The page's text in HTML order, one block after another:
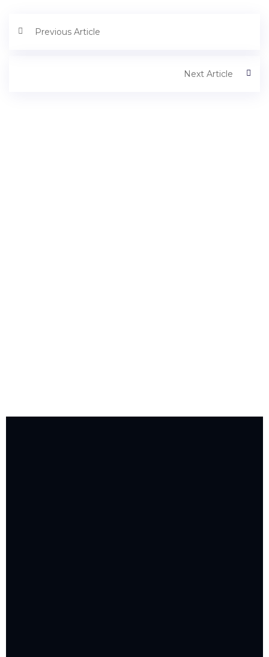
Previous Article
Next Article